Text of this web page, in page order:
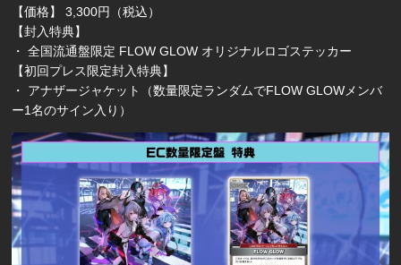
【価格】 3,300円（税込）
【封入特典】
・ 全国流通盤限定 FLOW GLOW オリジナルロゴステッカー
【初回プレス限定封入特典】
・ アナザージャケット（数量限定ランダムでFLOW GLOWメンバ
ー1名のサイン入り）